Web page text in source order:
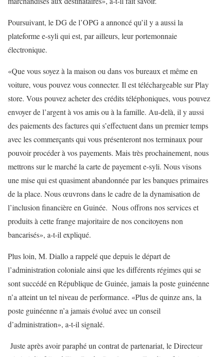
Poursuivant, le DG de l’OPG a annoncé qu’il y a aussi la
plateforme e-syli qui est, par ailleurs, leur portemonnaie
électronique.
«Que vous soyez à la maison ou dans vos bureaux et même en
voiture, vous pouvez vous connecter. Il est téléchargeable sur Play
store. Vous pouvez acheter des crédits téléphoniques, vous pouvez
envoyer de l’argent à vos amis ou à la famille. Au-delà, il y aussi
des paiements des factures qui s’effectuent dans un premier temps
avec les commerçants qui vous présenteront nos terminaux pour
pouvoir procéder à vos payements. Mais très prochainement, nous
mettrons sur le marché la carte de payement e-syli. Nous visons
une mise qui est quasiment abandonnée par les banques primaires
de la place. Nous œuvrons dans le cadre de la dynamisation de
l’inclusion financière en Guinée. Nous offrons nos services et
produits à cette frange majoritaire de nos concitoyens non
bancarisés», a-t-il expliqué.
Plus loin, M. Diallo a rappelé que depuis le départ de
l’administration coloniale ainsi que les différents régimes qui se
sont succédé en République de Guinée, jamais la poste guinéenne
n’a atteint un tel niveau de performance. «Plus de quinze ans, la
poste guinéenne n’a jamais évolué avec un conseil
d’administration», a-t-il signalé.
Juste après avoir paraphé un contrat de partenariat, le Directeur